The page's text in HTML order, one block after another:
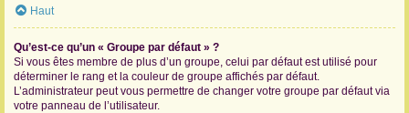
Haut
Qu’est-ce qu’un « Groupe par défaut » ?
Si vous êtes membre de plus d’un groupe, celui par défaut est utilisé pour
déterminer le rang et la couleur de groupe affichés par défaut.
L’administrateur peut vous permettre de changer votre groupe par défaut via
votre panneau de l’utilisateur.